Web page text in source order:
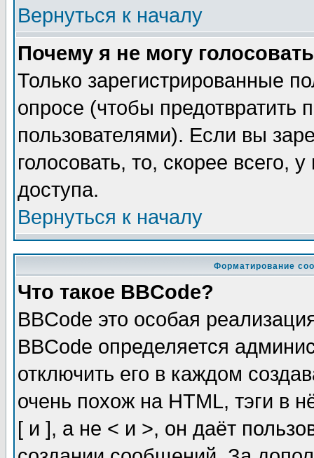
Вернуться к началу
Почему я не могу
Только зарегистрированные
опросе (чтобы предотвратить
пользователями). Если вы
голосовать, то, скорее всего,
доступа.
Вернуться к началу
Форматирование
Что такое BBCode?
BBCode это особая
BBCode определяется
отключить его в каждом
очень похож на HTML, тэги в
[ и ], а не < и >, он даёт